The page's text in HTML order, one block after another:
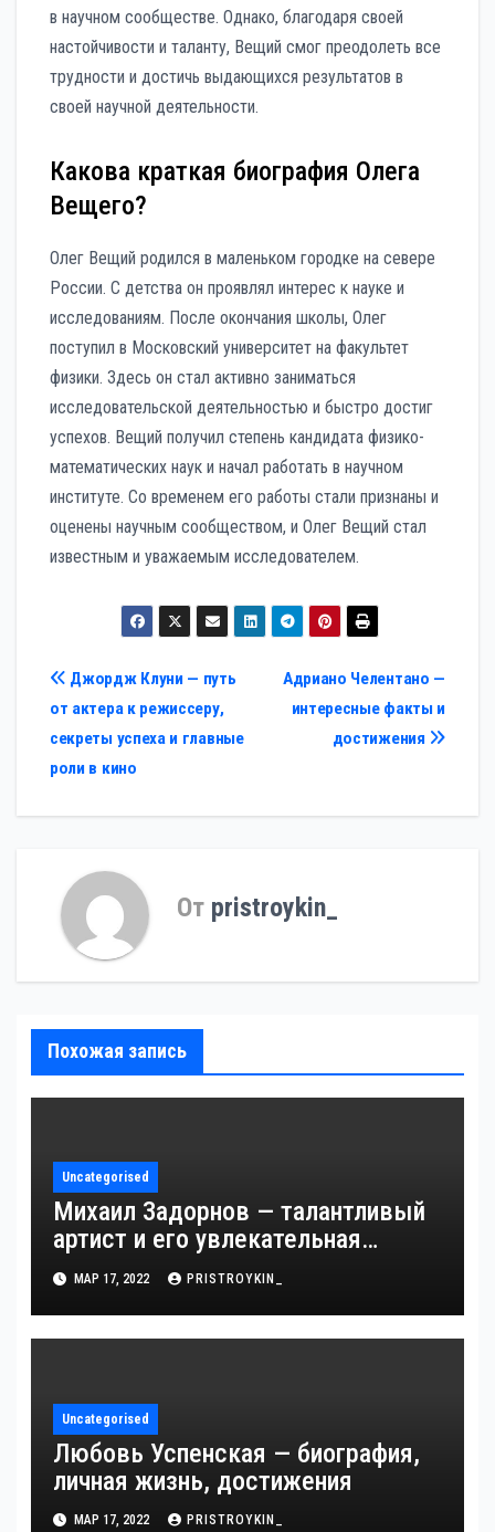
в научном сообществе. Однако, благодаря своей
настойчивости и таланту, Вещий смог преодолеть все
трудности и достичь выдающихся результатов в
своей научной деятельности.
Какова краткая биография Олега
Вещего?
Олег Вещий родился в маленьком городке на севере
России. С детства он проявлял интерес к науке и
исследованиям. После окончания школы, Олег
поступил в Московский университет на факультет
физики. Здесь он стал активно заниматься
исследовательской деятельностью и быстро достиг
успехов. Вещий получил степень кандидата физико-
математических наук и начал работать в научном
институте. Со временем его работы стали признаны и
оценены научным сообществом, и Олег Вещий стал
известным и уважаемым исследователем.
Навигация
по
записям
Адриано Челентано —
интересные факты и
достижения
Джордж Клуни — путь
от актера к режиссеру,
секреты успеха и главные
роли в кино
От pristroykin_
Похожая запись
Uncategorised
Михаил Задорнов — талантливый
артист и его увлекательная
биография — выдающиеся
достижения, известность и
интересные факты из личной
МАР 17, 2022 PRISTROYKIN_
Uncategorised
Любовь Успенская — биография,
личная жизнь, достижения
МАР 17, 2022 PRISTROYKIN_